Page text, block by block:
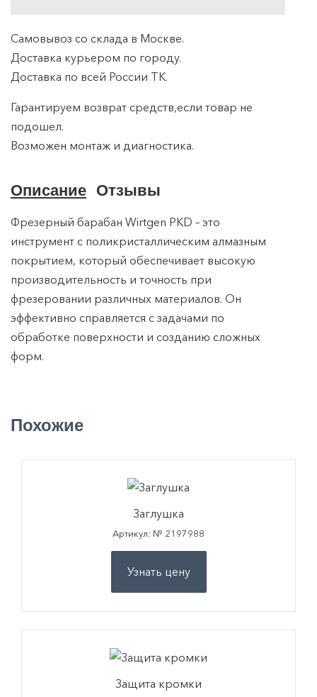
Самовывоз со склада в Москве.
Доставка курьером по городу.
Доставка по всей России ТK.
Гарантируем возврат средств,если товар не
подошел.
Возможен монтаж и диагностика.
Описание Отзывы
Фрезерный барабан Wirtgen PKD – это
инструмент с поликристаллическим алмазным
покрытием, который обеспечивает высокую
производительность и точность при
фрезеровании различных материалов. Он
эффективно справляется с задачами по
обработке поверхности и созданию сложных
форм.
Похожие
Заглушка
Артикул: № 2197988
Узнать цену
Защита кромки